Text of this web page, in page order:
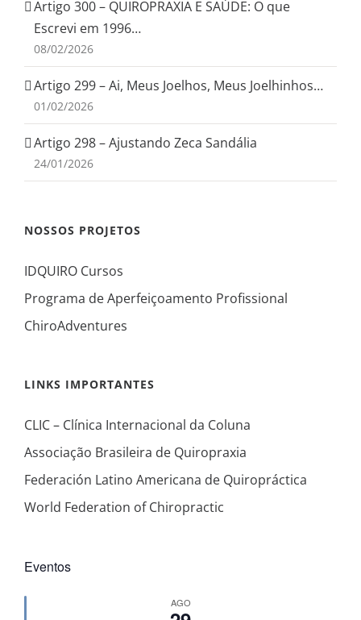
Artigo 300 – QUIROPRAXIA E SAÚDE: O que
Escrevi em 1996…
08/02/2026
Artigo 299 – Ai, Meus Joelhos, Meus Joelhinhos…
01/02/2026
Artigo 298 – Ajustando Zeca Sandália
24/01/2026
NOSSOS PROJETOS
IDQUIRO Cursos
Programa de Aperfeiçoamento Profissional
ChiroAdventures
LINKS IMPORTANTES
CLIC – Clínica Internacional da Coluna
Associação Brasileira de Quiropraxia
Federación Latino Americana de Quiropráctica
World Federation of Chiropractic
Eventos
AGO